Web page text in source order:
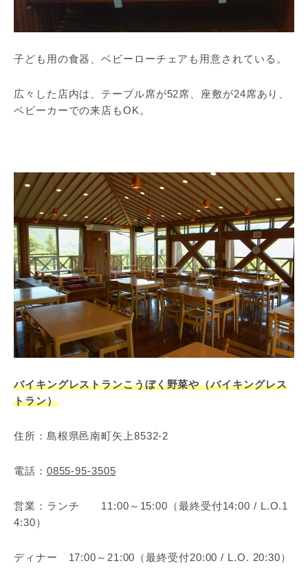
子ども用の食器、ベビーローチェアも用意されている。
広々した店内は、テーブル席が52席、座敷が24席あり、
ベビーカーでの来店もOK。
バイキングレストランこうぼく野菜や（バイキングレス
トラン）
住所：島根県邑南町矢上8532-2
電話： 0855-95-3505
営業：ランチ 11:00～15:00（最終受付14:00 / L.O.1
4:30）
ディナー 17:00～21:00（最終受付20:00 / L.O. 20:30）